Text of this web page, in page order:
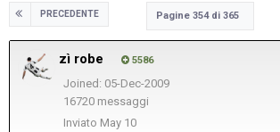
PRECEDENTE Pagine 354 di 365
zì robe 5586
Joined: 05-Dec-2009
16720 messaggi
Inviato May 10